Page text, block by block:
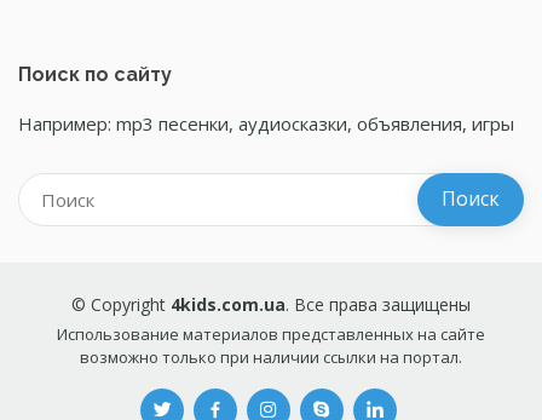
Поиск по сайту
Например: mp3 песенки, аудиосказки, объявления, игры
© Copyright 4kids.com.ua. Все права защищены
Использование материалов представленных на сайте
возможно только при наличии ссылки на портал.